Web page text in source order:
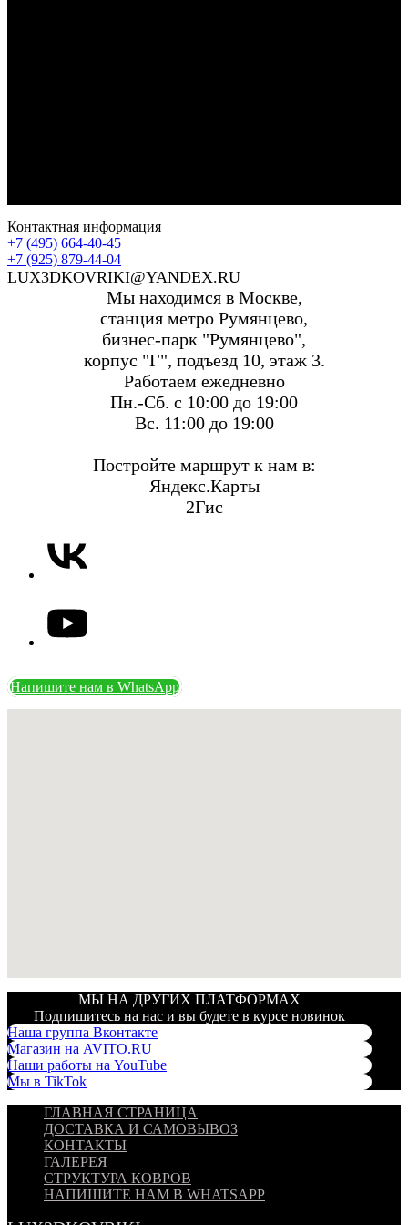
Контактная информация
+7 (495) 664-40-45
+7 (925) 879-44-04
LUX3DKOVRIKI@YANDEX.RU
Мы находимся в Москве,
станция метро Румянцево,
бизнес-парк "Румянцево",
корпус "Г", подъезд 10, этаж 3.
Работаем ежедневно
Пн.-Сб. с 10:00 до 19:00
Вс. 11:00 до 19:00
Постройте маршрут к нам в:
Яндекс.Карты
2Гис
Напишите нам в WhatsApp
МЫ НА ДРУГИХ ПЛАТФОРМАХ
Подпишитесь на нас и вы будете в курсе новинок
Наша группа Вконтакте
Магазин на AVITO.RU
Наши работы на YouTube
Мы в TikTok
ГЛАВНАЯ СТРАНИЦА
ДОСТАВКА И САМОВЫВОЗ
КОНТАКТЫ
ГАЛЕРЕЯ
СТРУКТУРА КОВРОВ
НАПИШИТЕ НАМ В WHATSAPP